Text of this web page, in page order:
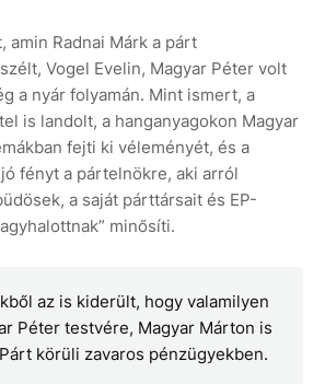
amin Radnai Márk a párt
Vogel Evelin, Magyar Péter volt
a nyár folyamán. Mint ismert, a
is landolt, a hanganyagokon Magyar
fejti ki véleményét, és a
fényt a pártelnökre, aki arról
a saját párttársait és EP-
minősíti.
az is kiderült, hogy valamilyen
Péter testvére, Magyar Márton is
körüli zavaros pénzügyekben.